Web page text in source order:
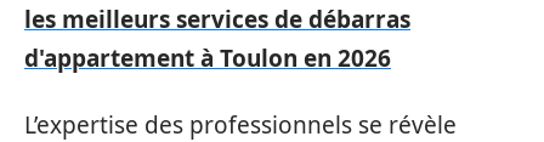
les meilleurs services de débarras
d'appartement à Toulon en 2026
L’expertise des professionnels se révèle